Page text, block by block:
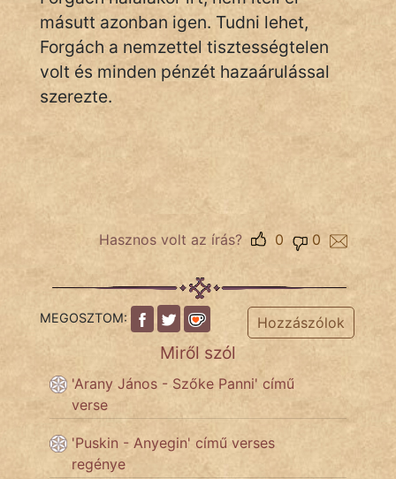
másutt azonban igen. Tudni lehet,
Forgách a nemzettel tisztességtelen
volt és minden pénzét hazaárulással
szerezte.
Hasznos volt az írás? 0
0
MEGOSZTOM: Hozzászólok
Miről szól
'Arany János - Szőke Panni' című
verse
'Puskin - Anyegin' című verses
regénye